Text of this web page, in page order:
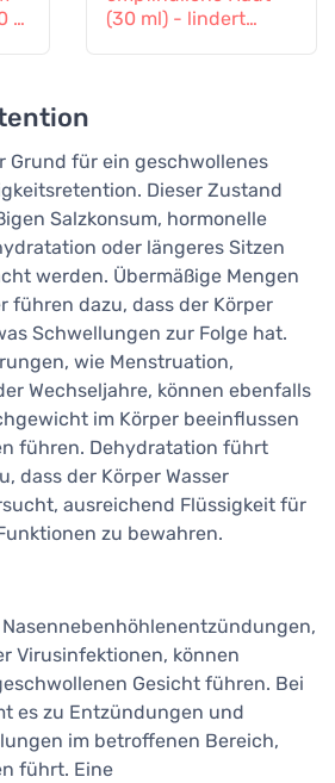
g)
(30 ml) - lindert
Grund für ein geschwollenes
Dieser Zustand
Salzkonsum, hormonelle
oder längeres Sitzen
werden. Übermäßige Mengen
führen dazu, dass der Körper
Schwellungen zur Folge hat.
wie Menstruation,
Wechseljahre, können ebenfalls
im Körper beeinflussen
führen. Dehydratation führt
dass der Körper Wasser
ausreichend Flüssigkeit für
zu bewahren.
Virusinfektionen, können
Gesicht führen. Bei
es zu Entzündungen und
im betroffenen Bereich,
führt. Eine